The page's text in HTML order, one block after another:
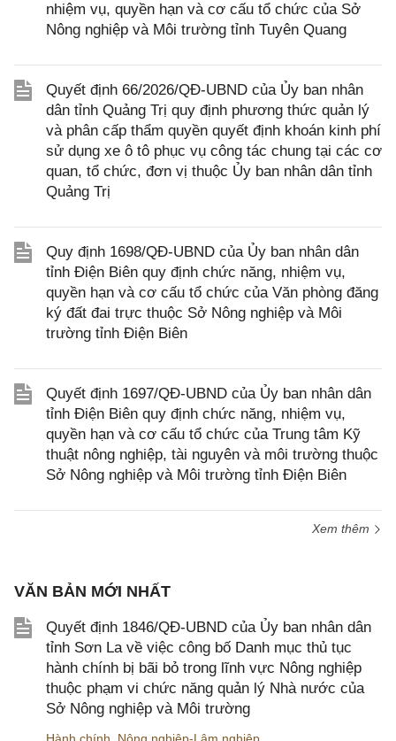
nhiệm vụ, quyền hạn và cơ cấu tổ chức của Sở
Nông nghiệp và Môi trường tỉnh Tuyên Quang
Quyết định 66/2026/QĐ-UBND của Ủy ban nhân
dân tỉnh Quảng Trị quy định phương thức quản lý
và phân cấp thẩm quyền quyết định khoán kinh phí
sử dụng xe ô tô phục vụ công tác chung tại các cơ
quan, tổ chức, đơn vị thuộc Ủy ban nhân dân tỉnh
Quảng Trị
Quy định 1698/QĐ-UBND của Ủy ban nhân dân
tỉnh Điện Biên quy định chức năng, nhiệm vụ,
quyền hạn và cơ cấu tổ chức của Văn phòng đăng
ký đất đai trực thuộc Sở Nông nghiệp và Môi
trường tỉnh Điện Biên
Quyết định 1697/QĐ-UBND của Ủy ban nhân dân
tỉnh Điện Biên quy định chức năng, nhiệm vụ,
quyền hạn và cơ cấu tổ chức của Trung tâm Kỹ
thuật nông nghiệp, tài nguyên và môi trường thuộc
Sở Nông nghiệp và Môi trường tỉnh Điện Biên
Xem thêm
VĂN BẢN MỚI NHẤT
Quyết định 1846/QĐ-UBND của Ủy ban nhân dân
tỉnh Sơn La về việc công bố Danh mục thủ tục
hành chính bị bãi bỏ trong lĩnh vực Nông nghiệp
thuộc phạm vi chức năng quản lý Nhà nước của
Sở Nông nghiệp và Môi trường